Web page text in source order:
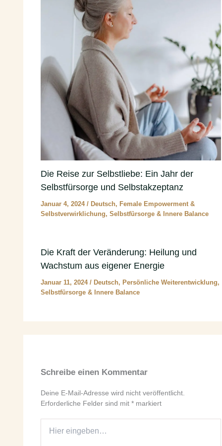
Die Reise zur Selbstliebe: Ein Jahr der
Selbstfürsorge und Selbstakzeptanz
Januar 4, 2024 / Deutsch, Female Empowerment &
Selbstverwirklichung, Selbstfürsorge & Innere Balance
Die Kraft der Veränderung: Heilung und
Wachstum aus eigener Energie
Januar 11, 2024 / Deutsch, Persönliche Weiterentwicklung,
Selbstfürsorge & Innere Balance
Schreibe einen Kommentar
Deine E-Mail-Adresse wird nicht veröffentlicht.
Erforderliche Felder sind mit *markiert
eingeben…